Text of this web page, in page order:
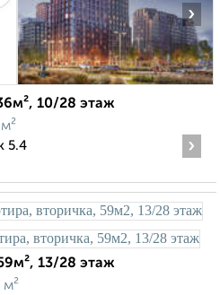
›
10/28 этаж
5.4
›
13/28 этаж
м²